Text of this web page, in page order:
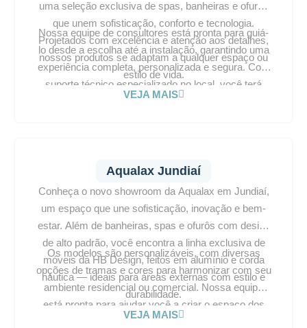
uma seleção exclusiva de spas, banheiras e ofurôs
que unem sofisticação, conforto e tecnologia.
Projetados com excelência e atenção aos detalhes,
nossos produtos se adaptam a qualquer espaço ou
estilo de vida.
Nossa equipe de consultores está pronta para guiá-
lo desde a escolha até a instalação, garantindo uma
experiência completa, personalizada e segura. Com
suporte técnico especializado no local, você terá
todo o acompanhamento necessário. Visite a
VEJA MAIS
Aqualax Jundiaí
Conheça o novo showroom da Aqualax em Jundiaí,
um espaço que une sofisticação, inovação e bem-
estar. Além de banheiras, spas e ofurôs com design
de alto padrão, você encontra a linha exclusiva de
móveis da HB Design, feitos em alumínio e corda
náutica — ideais para áreas externas com estilo e
durabilidade.
Os modelos são personalizáveis, com diversas
opções de tramas e cores para harmonizar com seu
ambiente residencial ou comercial. Nossa equipe
está pronta para ajudar você a criar o espaço dos
seus sonhos. Visite a Aqualax Jundiaí e transforme
VEJA MAIS